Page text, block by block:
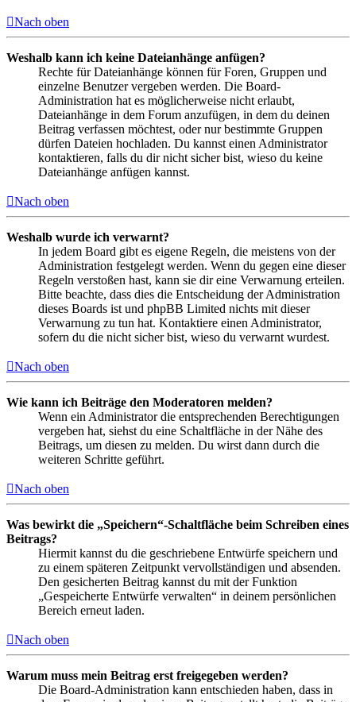
Nach oben
Weshalb kann ich keine Dateianhänge anfügen?
Rechte für Dateianhänge können für Foren, Gruppen und
einzelne Benutzer vergeben werden. Die Board-
Administration hat es möglicherweise nicht erlaubt,
Dateianhänge in dem Forum anzufügen, in dem du deinen
Beitrag verfassen möchtest, oder nur bestimmte Gruppen
dürfen Dateien hochladen. Du kannst einen Administrator
kontaktieren, falls du dir nicht sicher bist, wieso du keine
Dateianhänge anfügen kannst.
Nach oben
Weshalb wurde ich verwarnt?
In jedem Board gibt es eigene Regeln, die meistens von der
Administration festgelegt werden. Wenn du gegen eine dieser
Regeln verstoßen hast, kann sie dir eine Verwarnung erteilen.
Bitte beachte, dass dies die Entscheidung der Administration
dieses Boards ist und phpBB Limited nichts mit dieser
Verwarnung zu tun hat. Kontaktiere einen Administrator,
sofern du die nicht sicher bist, wieso du verwarnt wurdest.
Nach oben
Wie kann ich Beiträge den Moderatoren melden?
Wenn ein Administrator die entsprechenden Berechtigungen
vergeben hat, siehst du eine Schaltfläche in der Nähe des
Beitrags, um diesen zu melden. Du wirst dann durch die
weiteren Schritte geführt.
Nach oben
Was bewirkt die „Speichern“-Schaltfläche beim Schreiben eines
Beitrags?
Hiermit kannst du die geschriebene Entwürfe speichern und
zu einem späteren Zeitpunkt vervollständigen und absenden.
Den gesicherten Beitrag kannst du mit der Funktion
„Gespeicherte Entwürfe verwalten“ in deinem persönlichen
Bereich erneut laden.
Nach oben
Warum muss mein Beitrag erst freigegeben werden?
Die Board-Administration kann entschieden haben, dass in